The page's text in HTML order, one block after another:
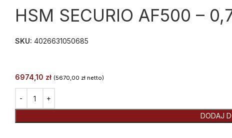
HSM SECURIO AF500 –
SKU: 4026631050685
6974,10 zł (5670,00 złnetto)
DODAJ